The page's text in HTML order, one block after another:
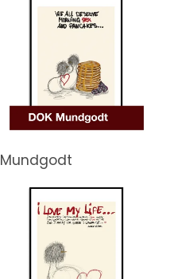
Mundgodt